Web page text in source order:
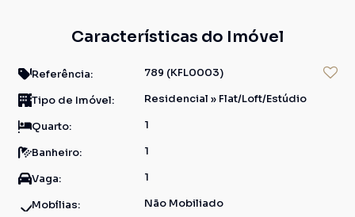
Características do Imóvel
Referência: 789 (KFL0003)
Tipo de Imóvel: Residencial » Flat/Loft/Estúdio
Quarto: 1
Banheiro: 1
Vaga: 1
Mobílias: Não Mobiliado